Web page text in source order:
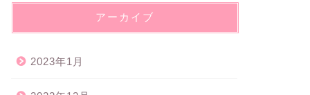
アーカイブ
2023年1月